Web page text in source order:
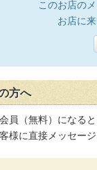
このお店の
お店に
方へ
員（無料）になる
様に直接メッセー